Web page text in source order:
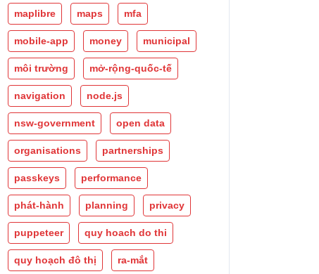
maplibre maps mfa
mobile-app money municipal
môi trường mở-rộng-quốc-tế
navigation node.js
nsw-government open data
organisations partnerships
passkeys performance
phát-hành planning privacy
puppeteer quy hoach do thi
quy hoạch đô thị ra-mắt